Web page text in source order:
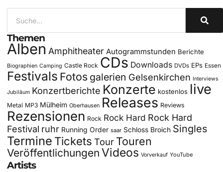
Themen
Alben Amphitheater Autogrammstunden Berichte
Biographien Camping Castle Rock CDs Downloads DVDs EPs Essen
Festivals Fotos galerien Gelsenkirchen Interviews
Jubiläum Konzertberichte Konzerte kostenlos live
Metal MP3 Mülheim Oberhausen Releases Reviews
Rezensionen Rock Rock Hard Rock Hard
Festival ruhr Running Order saar Schloss Broich Singles
Termine Tickets Tour Touren
Veröffentlichungen Videos Vorverkauf YouTube
Artists